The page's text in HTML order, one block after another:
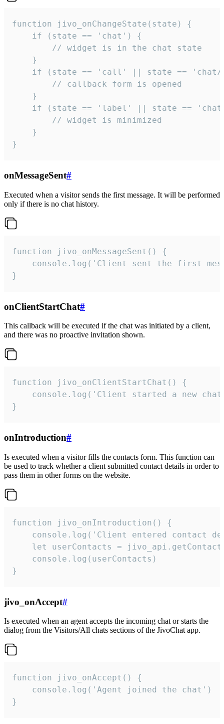
function jivo_onChangeState(state) {
    if (state == 'chat') {
        // widget is in the chat state
    }
if (state == 'call' || state ==
        // callback form is opened
    }
if (state == 'label' || state ==
        // widget is minimized
    }
}
onMessageSent#
Executed when a visitor sends the first message. It will be performed
only if there is no chat history.
function jivo_onMessageSent() {
console.log('Client sent the first
}
onClientStartChat#
This callback will be executed if the chat was initiated by a client,
and there was no proactive invitation shown.
function jivo_onClientStartChat() {
console.log('Client started a new
}
onIntroduction#
Is executed when a visitor fills the contacts form. This function can
be used to track whether a client submitted contact details in order to
pass them in other forms on the website.
function jivo_onIntroduction() {
console.log('Client entered contact
let userContacts =
    console.log(userContacts)
}
jivo_onAccept#
Is executed when an agent accepts the incoming chat or starts the
dialog from the Visitors/All chats sections of the JivoChat app.
function jivo_onAccept() {
}